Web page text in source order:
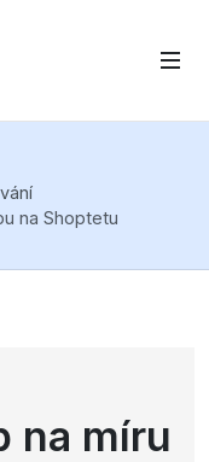
na Shoptetu
na míru